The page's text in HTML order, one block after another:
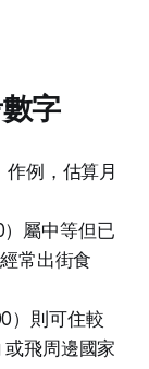
字
例，估算月
屬中等但已
常出街食
）則可住較
飛周邊國家